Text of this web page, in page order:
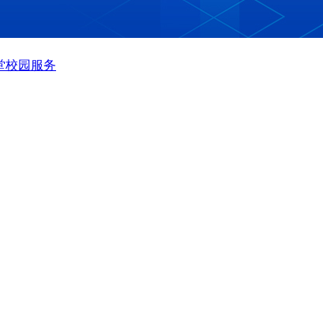
校园服务